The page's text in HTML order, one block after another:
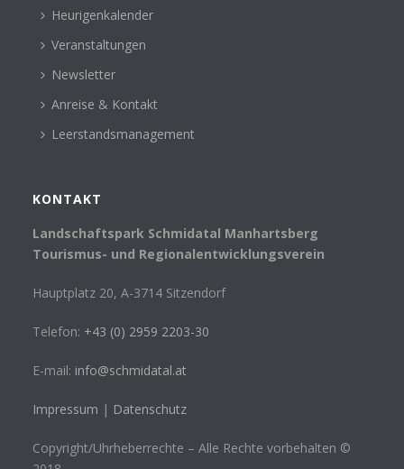
Heurigenkalender
Veranstaltungen
Newsletter
Anreise & Kontakt
Leerstandsmanagement
KONTAKT
Landschaftspark Schmidatal Manhartsberg
Tourismus- und Regionalentwicklungsverein
Hauptplatz 20, A-3714 Sitzendorf
Telefon: +43 (0) 2959 2203-30
E-mail: info@schmidatal.at
Impressum | Datenschutz
Copyright/Uhrheberrechte – Alle Rechte vorbehalten ©